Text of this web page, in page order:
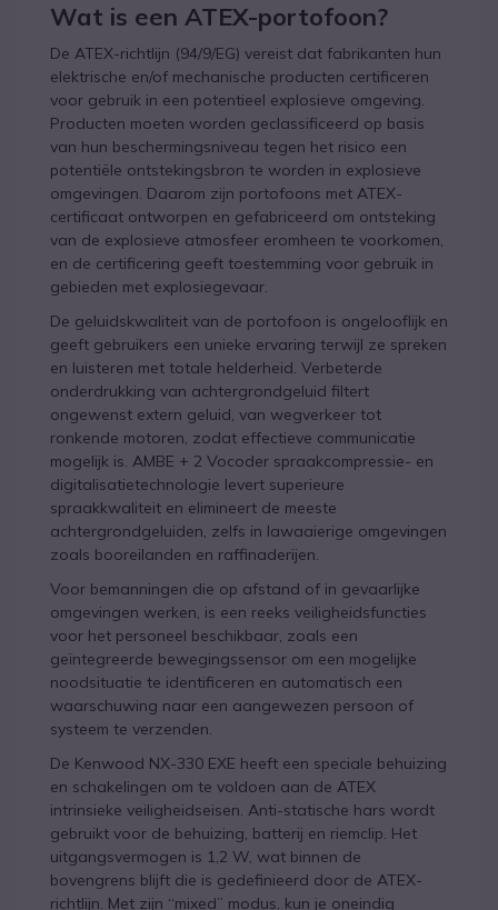
Wat is een ATEX-portofoon?
De ATEX-richtlijn (94/9/EG) vereist dat fabrikanten hun
elektrische en/of mechanische producten certificeren
voor gebruik in een potentieel explosieve omgeving.
Producten moeten worden geclassificeerd op basis
van hun beschermingsniveau tegen het risico een
potentiële ontstekingsbron te worden in explosieve
omgevingen. Daarom zijn portofoons met ATEX-
certificaat ontworpen en gefabriceerd om ontsteking
van de explosieve atmosfeer eromheen te voorkomen,
en de certificering geeft toestemming voor gebruik in
gebieden met explosiegevaar.
De geluidskwaliteit van de portofoon is ongelooflijk en
geeft gebruikers een unieke ervaring terwijl ze spreken
en luisteren met totale helderheid. Verbeterde
onderdrukking van achtergrondgeluid filtert
ongewenst extern geluid, van wegverkeer tot
ronkende motoren, zodat effectieve communicatie
mogelijk is. AMBE + 2 Vocoder spraakcompressie- en
digitalisatietechnologie levert superieure
spraakkwaliteit en elimineert de meeste
achtergrondgeluiden, zelfs in lawaaierige omgevingen
zoals booreilanden en raffinaderijen.
Voor bemanningen die op afstand of in gevaarlijke
omgevingen werken, is een reeks veiligheidsfuncties
voor het personeel beschikbaar, zoals een
geïntegreerde bewegingssensor om een mogelijke
noodsituatie te identificeren en automatisch een
waarschuwing naar een aangewezen persoon of
systeem te verzenden.
De Kenwood NX-330 EXE heeft een speciale behuizing
en schakelingen om te voldoen aan de ATEX
intrinsieke veiligheidseisen. Anti-statische hars wordt
gebruikt voor de behuizing, batterij en riemclip. Het
uitgangsvermogen is 1,2 W, wat binnen de
bovengrens blijft die is gedefinieerd door de ATEX-
richtlijn. Met zijn “mixed” modus, kun je oneindig